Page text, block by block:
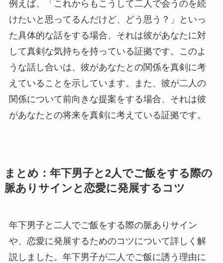
例えば、「これからもこうして二人で会うのを続
けたいと思ってるんだけど、どう思う？」といっ
た具体的な話をする場合、それは彼があなたに対
して真剣な気持ちを持っている証拠です。このよ
うな話し合いは、彼があなたとの関係を真剣に考
えていることを示しています。また、彼が二人の
関係について前向きな提案をする場合、それは彼
があなたとの将来を真剣に考えている証拠です。
まとめ：年下男子と2人でご飯をする際の
脈ありサインと恋愛に発展するコツ
年下男子と二人でご飯をする際の脈ありサイン
や、恋愛に発展するためのコツについて詳しく解
説しました。年下男子が二人でご飯に誘う理由に